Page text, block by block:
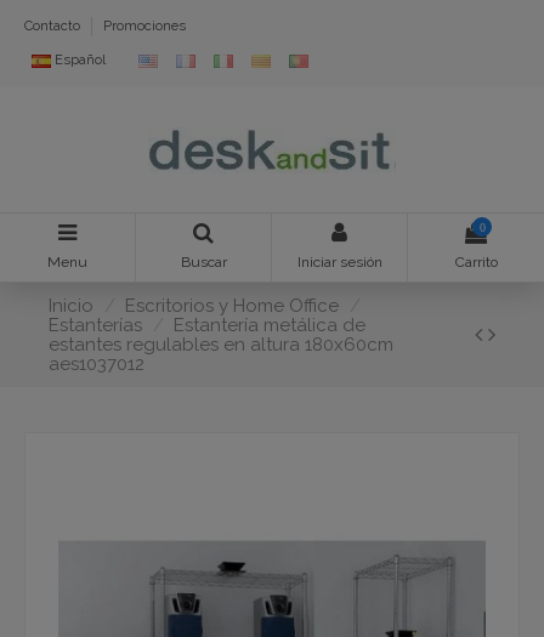
Contacto Promociones
Español
Menu Buscar Iniciar sesión
0
Carrito
Inicio
Escritorios y Home Office
Estanterías
Estantería metálica de
estantes regulables en altura 180x60cm
aes1037012